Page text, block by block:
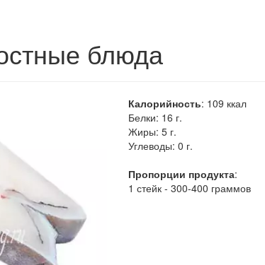
блюда
Калорийность: 109 ккал
Белки: 16 г.
Жиры: 5 г.
Углеводы: 0 г.
Пропорции продукта:
1 стейк - 300-400 граммов